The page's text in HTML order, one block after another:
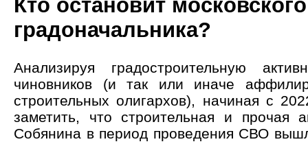
Кто остановит московского
градоначальника?
Анализируя градостроительную
чиновников (и так или иначе
строительных олигархов), начиная с
заметить, что строительная и прочая
Собянина в период проведения СВО